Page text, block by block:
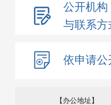
公开机构
与联系方
依申请公
【办公地址】